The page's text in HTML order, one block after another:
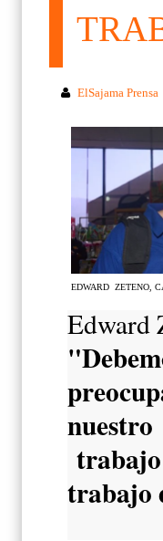
ElSajama Prensa
EDWARD ZETENO,
Edward
nuestro
trabajo